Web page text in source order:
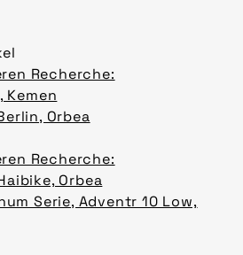
Recherche:
Kemen
Orbea
Recherche:
Orbea
Serie, Adventr 10 Low,